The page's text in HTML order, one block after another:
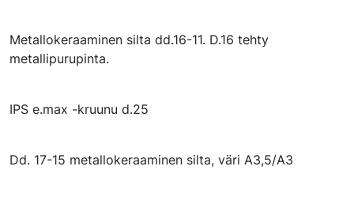
Metallokeraaminen silta dd.16-11. D.16 tehty
metallipurupinta.
IPS e.max -kruunu d.25
Dd. 17-15 metallokeraaminen silta, väri A3,5/A3